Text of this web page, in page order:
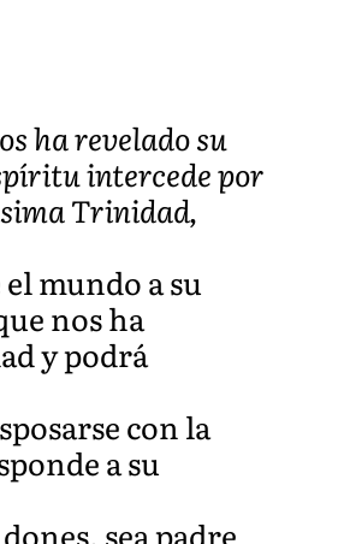
ha revelado su
intercede por
Trinidad,
mundo a su
nos ha
y podrá
con la
a su
sea padre